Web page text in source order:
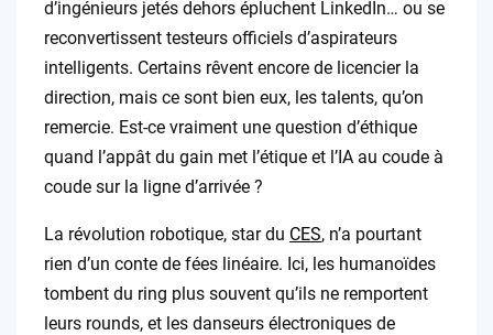
d’ingénieurs jetés dehors épluchent LinkedIn… ou se
reconvertissent testeurs officiels d’aspirateurs
intelligents. Certains rêvent encore de licencier la
direction, mais ce sont bien eux, les talents, qu’on
remercie. Est-ce vraiment une question d’éthique
quand l’appât du gain met l’étique et l’IA au coude à
coude sur la ligne d’arrivée ?
La révolution robotique, star du CES, n’a pourtant
rien d’un conte de fées linéaire. Ici, les humanoïdes
tombent du ring plus souvent qu’ils ne remportent
leurs rounds, et les danseurs électroniques de